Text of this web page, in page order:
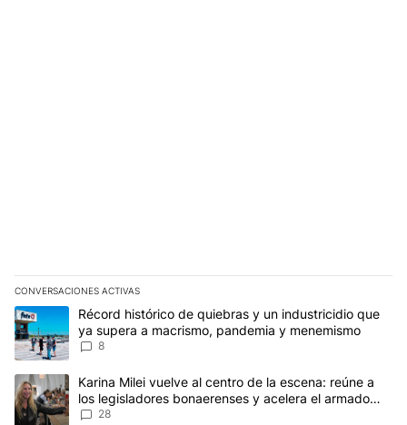
CONVERSACIONES ACTIVAS
Este listado muestra los artículos con más comentarios en los
Un artículo de tendencia con el título "Récord histórico de
Récord histórico de quiebras y un industricidio que
ya supera a macrismo, pandemia y menemismo
8
Un artículo de tendencia con el título "Karina Milei vuelve al
Karina Milei vuelve al centro de la escena: reúne a
los legisladores bonaerenses y acelera el armado
para 2027
28